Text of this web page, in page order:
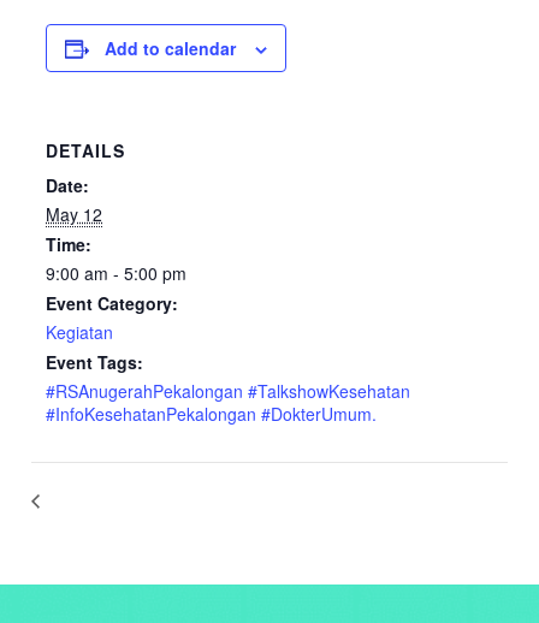
Add to calendar
DETAILS
Date:
May 12
Time:
9:00 am - 5:00 pm
Event Category:
Kegiatan
Event Tags:
#RSAnugerahPekalongan #TalkshowKesehatan
#InfoKesehatanPekalongan #DokterUmum.